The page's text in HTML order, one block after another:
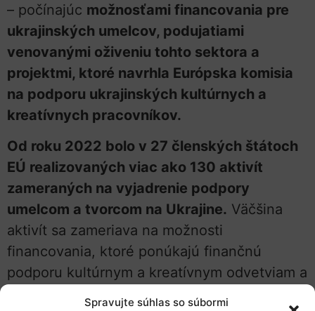
Spravujte súhlas so súbormi
– počínajúc možnosťami financovania pre
ukrajinských umelcov, podujatiami
venovanými oživeniu tohto sektora a
projektmi, ktoré navrhla Európska komisia
na podporu ukrajinských kultúrnych a
kreatívnych pracovníkov.
Od roku 2022 bolo v 27 členských štátoch
EÚ realizovaných viac ako 130 aktivít
zameraných na vyjadrenie podpory
umelcom a tvorcom na Ukrajine. Väčšina
aktivít sa zameriava na možnosti
financovania, ktoré ponúkajú finančnú
podporu kultúrnym a kreatívnym odvetviam a
priemyselným odvetviam na Ukrajine.